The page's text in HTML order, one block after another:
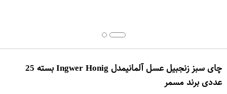
چای سبز زنجبیل عسل آلمانیمدل Ingwer Honig بسته 25
عددی برند مسمر